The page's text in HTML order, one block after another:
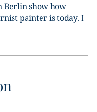
Berlin show how
painter is today. I